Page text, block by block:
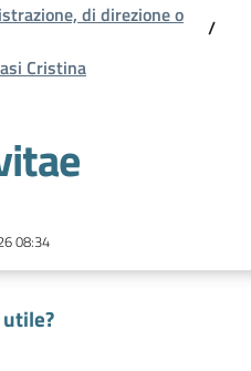
di direzione o
/
Cristina
08:34